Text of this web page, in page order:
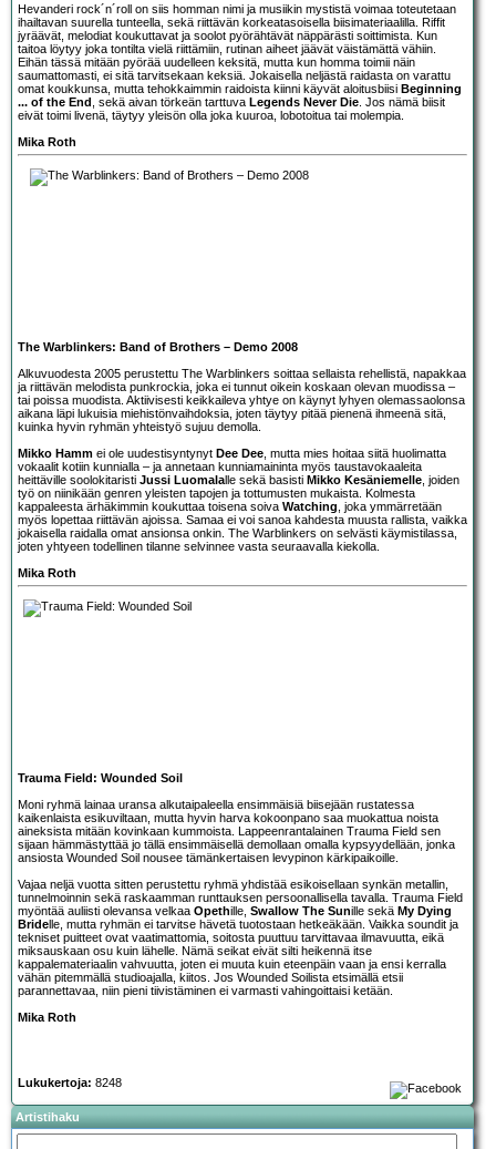
Hevanderi rock´n´roll on siis homman nimi ja musiikin mystistä voimaa toteutetaan
ihailtavan suurella tunteella, sekä riittävän korkeatasoisella biisimateriaalilla. Riffit
jyräävät, melodiat koukuttavat ja soolot pyörähtävät näppärästi soittimista. Kun
taitoa löytyy joka tontilta vielä riittämiin, rutinan aiheet jäävät väistämättä vähiin.
Eihän tässä mitään pyörää uudelleen keksitä, mutta kun homma toimii näin
saumattomasti, ei sitä tarvitsekaan keksiä. Jokaisella neljästä raidasta on varattu
omat koukkunsa, mutta tehokkaimmin raidoista kiinni käyvät aloitusbiisi Beginning
... of the End , sekä aivan törkeän tarttuva Legends Never Die . Jos nämä biisit
eivät toimi livenä, täytyy yleisön olla joka kuuroa, lobotoitua tai molempia.
Mika Roth
The Warblinkers: Band of Brothers – Demo 2008
Alkuvuodesta 2005 perustettu The Warblinkers soittaa sellaista rehellistä, napakkaa
ja riittävän melodista punkrockia, joka ei tunnut oikein koskaan olevan muodissa –
tai poissa muodista. Aktiivisesti keikkaileva yhtye on käynyt lyhyen olemassaolonsa
aikana läpi lukuisia miehistönvaihdoksia, joten täytyy pitää pienenä ihmeenä sitä,
kuinka hyvin ryhmän yhteistyö sujuu demolla.
Mikko Hamm ei ole uudestisyntynyt Dee Dee , mutta mies hoitaa siitä huolimatta
vokaalit kotiin kunnialla – ja annetaan kunniamaininta myös taustavokaaleita
heittäville soolokitaristi Jussi Luomalalle sekä basisti Mikko Kesäniemelle , joiden
työ on niinikään genren yleisten tapojen ja tottumusten mukaista. Kolmesta
kappaleesta ärhäkimmin koukuttaa toisena soiva Watching , joka ymmärretään
myös lopettaa riittävän ajoissa. Samaa ei voi sanoa kahdesta muusta rallista, vaikka
jokaisella raidalla omat ansionsa onkin. The Warblinkers on selvästi käymistilassa,
joten yhtyeen todellinen tilanne selvinnee vasta seuraavalla kiekolla.
Mika Roth
Trauma Field: Wounded Soil
Moni ryhmä lainaa uransa alkutaipaleella ensimmäisiä biisejään rustatessa
kaikenlaista esikuviltaan, mutta hyvin harva kokoonpano saa muokattua noista
aineksista mitään kovinkaan kummoista. Lappeenrantalainen Trauma Field sen
sijaan hämmästyttää jo tällä ensimmäisellä demollaan omalla kypsyydellään, jonka
ansiosta Wounded Soil nousee tämänkertaisen levypinon kärkipaikoille.
Vajaa neljä vuotta sitten perustettu ryhmä yhdistää esikoisellaan synkän metallin,
tunnelmoinnin sekä raskaamman runttauksen persoonallisella tavalla. Trauma Field
myöntää auliisti olevansa velkaa Opethille, Swallow The Sunille sekä My Dying
Bridelle, mutta ryhmän ei tarvitse hävetä tuotostaan hetkeäkään. Vaikka soundit ja
tekniset puitteet ovat vaatimattomia, soitosta puuttuu tarvittavaa ilmavuutta, eikä
miksauskaan osu kuin lähelle. Nämä seikat eivät silti heikennä itse
kappalemateriaalin vahvuutta, joten ei muuta kuin eteenpäin vaan ja ensi kerralla
vähän pitemmällä studioajalla, kiitos. Jos Wounded Soilista etsimällä etsii
parannettavaa, niin pieni tiivistäminen ei varmasti vahingoittaisi ketään.
Mika Roth
Lukukertoja: 8248
Artistihaku